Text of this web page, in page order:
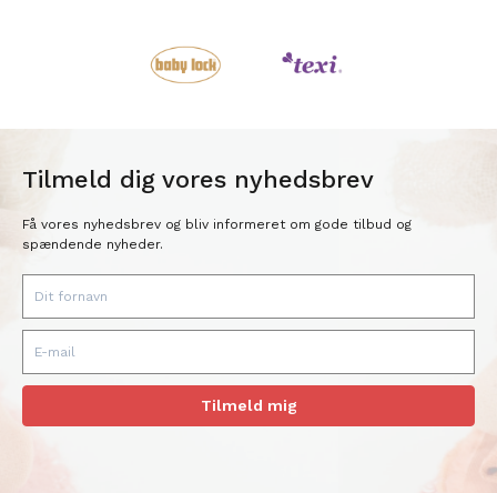
Tilmeld dig vores nyhedsbrev
Få vores nyhedsbrev og bliv informeret om gode tilbud og
spændende nyheder.
Tilmeld mig